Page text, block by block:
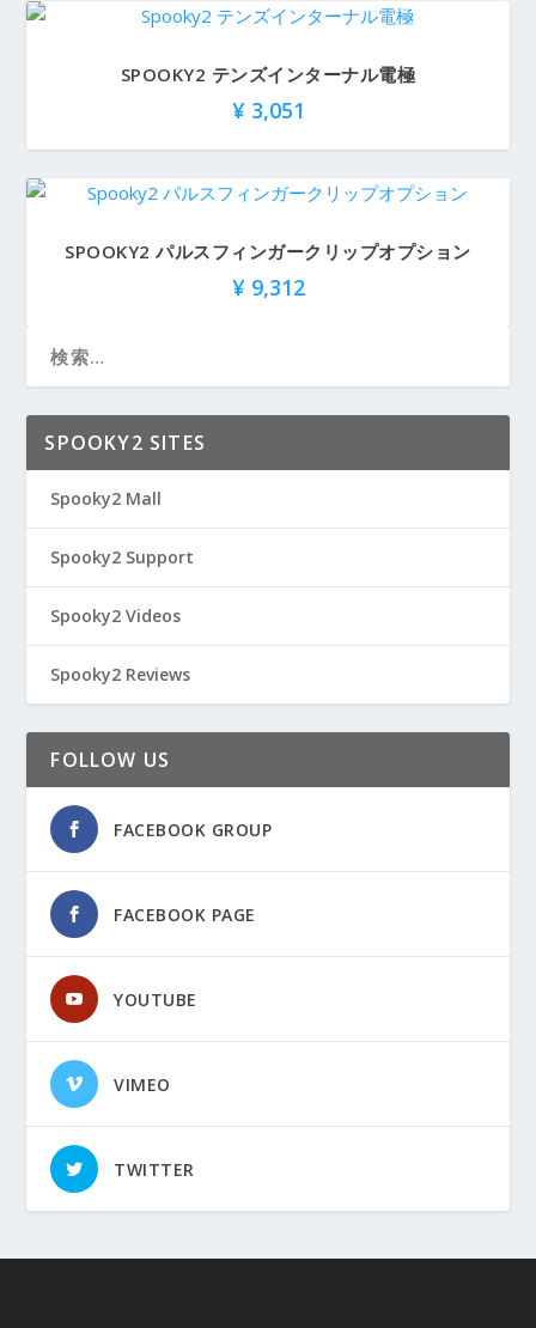
SPOOKY2 テンズインターナル電極
¥3,051
SPOOKY2 パルスフィンガークリップオプション
¥9,312
SPOOKY2 SITES
Spooky2 Mall
Spooky2 Support
Spooky2 Videos
Spooky2 Reviews
FOLLOW US
FACEBOOK GROUP
FACEBOOK PAGE
YOUTUBE
VIMEO
TWITTER